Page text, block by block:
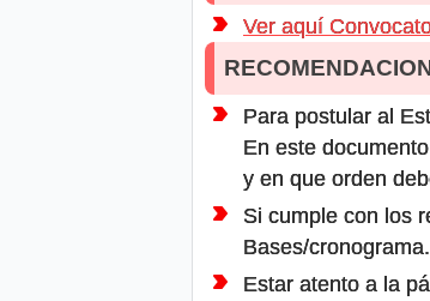
Ver aquí
Para postular al
En este
y en que orden
Si cumple con los
Bases/
Estar atento a la